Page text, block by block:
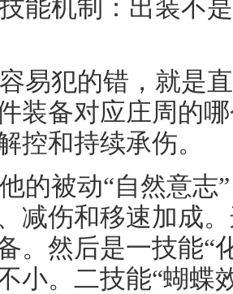
能机制：出装不
易犯的错，就是
装备对应庄周的
控和持续承伤。
的被动“自然意志
减伤和移速加成
。然后是一技能“
小。二技能“蝴蝶